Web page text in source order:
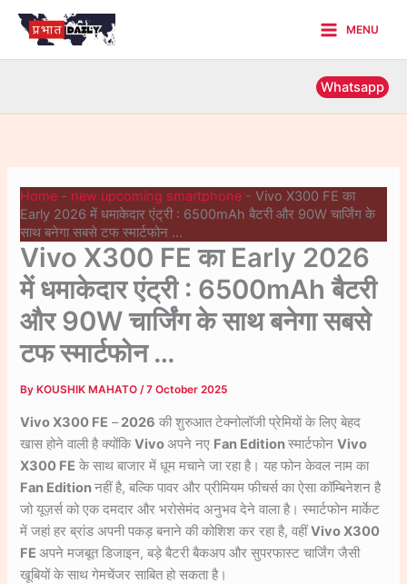
Skip
Menu
MENU
Whatsapp
Home - new upcoming smartphone -Vivo X300 FE का
Early 2026 में धमाकेदार एंट्री : 6500mAh बैटरी और 90W चार्जिंग के
साथ बनेगा सबसे टफ स्मार्टफोन …
Vivo X300 FE का Early 2026
में धमाकेदार एंट्री : 6500mAh बैटरी
और 90W चार्जिंग के साथ बनेगा सबसे
टफ स्मार्टफोन …
By KOUSHIK MAHATO/7 October 2025
Vivo X300 FE –2026 की शुरुआत टेक्नोलॉजी प्रेमियों के लिए बेहद
खास होने वाली है क्योंकिVivoअपने नए Fan Editionस्मार्टफोनVivo
X300 FE के साथ बाजार में धूम मचाने जा रहा है। यह फोन केवल नाम का
Fan Editionनहीं है, बल्कि पावर और प्रीमियम फीचर्स का ऐसा कॉम्बिनेशन है
जो यूज़र्स को एक दमदार और भरोसेमंद अनुभव देने वाला है। स्मार्टफोन मार्केट
में जहां हर ब्रांड अपनी पकड़ बनाने की कोशिश कर रहा है, वहींVivo X300
FEअपने मजबूत डिजाइन, बड़े बैटरी बैकअप और सुपरफास्ट चार्जिंग जैसी
खूबियों के साथ गेमचेंजर साबित हो सकता है।